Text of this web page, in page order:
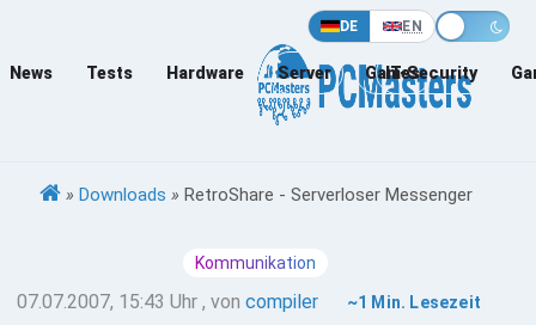
DE EN
News Tests Hardware Server Games
IT-Security
» Downloads » RetroShare - Serverloser Messenger
Kommunikation
07.07.2007, 15:43 Uhr , von compiler ~1 Min. Lesezeit